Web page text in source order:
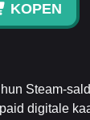
KOPEN
Steam-
digitale